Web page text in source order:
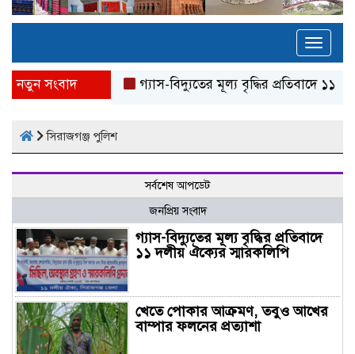
নতুন সংবাদ গ্যাস-বিদ্যুতের মূল্য বৃদ্ধির প্রতিবাদে ১১
সিরাজগঞ্জ পুলিশ
সর্বশেষ আপডেট
জনপ্রিয় সংবাদ
গ্যাস-বিদ্যুতের মূল্য বৃদ্ধির প্রতিবাদে
১১ দলীয় ঐক্যের স্মারকলিপি
খেতে পোকার আক্রমণ, তবুও আখের
বাম্পার ফলনের প্রত্যাশা